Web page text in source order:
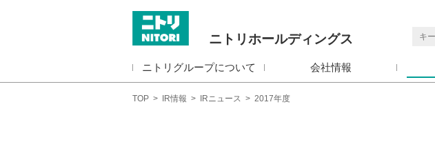
ニトリホールディングス
ニトリグループについて 会社情報
TOP > IR情報 > IRニュース > 2017年度